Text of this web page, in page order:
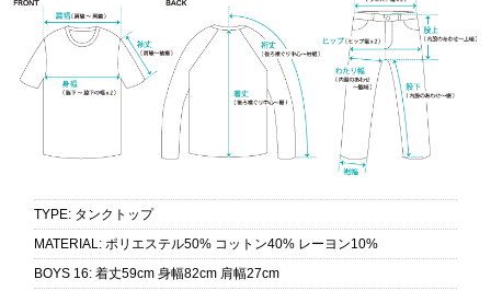
TYPE: タンクトップ
MATERIAL : ポリエステル50% コットン40% レーヨン10%
BOYS 16: 着丈59cm 身幅82cm 肩幅27cm